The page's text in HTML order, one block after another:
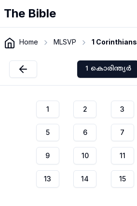
The Bible
Home MLSVP 1 Corinthians
1 കൊരിന്ത്യർ
1 2 3
5 6 7
9 10 11
13 14 15